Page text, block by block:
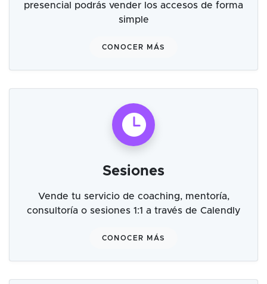
presencial podrás vender los accesos de forma
simple
CONOCER MÁS
Sesiones
Vende tu servicio de coaching, mentoría,
consultoría o sesiones 1:1 a través de Calendly
CONOCER MÁS